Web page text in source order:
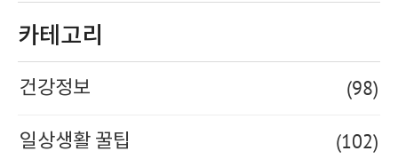
카테고리
건강정보 (98)
일상생활 꿀팁 (102)